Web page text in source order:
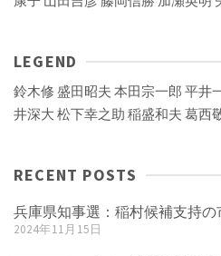
LEGEND
鈴木修 盛田昭夫 本田宗一郎 平井
井深大 松下幸之助 稲盛和夫 葛西
RECENT POSTS
兵庫県知事選：稲村候補支持の
2024年11月15日